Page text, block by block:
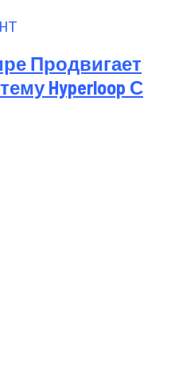
Продвигает
Hyperloop С